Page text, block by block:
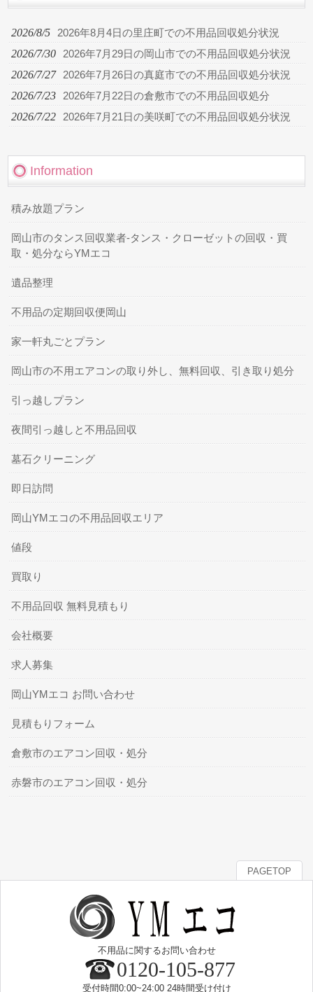
2026/8/5 2026年8月4日の里庄町での不用品回収処分状況
2026/7/30 2026年7月29日の岡山市での不用品回収処分状況
2026/7/27 2026年7月26日の真庭市での不用品回収処分状況
2026/7/23 2026年7月22日の倉敷市での不用品回収処分
2026/7/22 2026年7月21日の美咲町での不用品回収処分状況
Information
積み放題プラン
岡山市のタンス回収業者-タンス・クローゼットの回収・買
取・処分ならYMエコ
遺品整理
不用品の定期回収便岡山
家一軒丸ごとプラン
岡山市の不用エアコンの取り外し、無料回収、引き取り処分
引っ越しプラン
夜間引っ越しと不用品回収
墓石クリーニング
即日訪問
岡山YMエコの不用品回収エリア
値段
買取り
不用品回収 無料見積もり
会社概要
求人募集
岡山YMエコ お問い合わせ
見積もりフォーム
倉敷市のエアコン回収・処分
赤磐市のエアコン回収・処分
PAGETOP
不用品に関するお問い合わせ
0120-105-877
受付時間0:00~24:00 24時間受け付け